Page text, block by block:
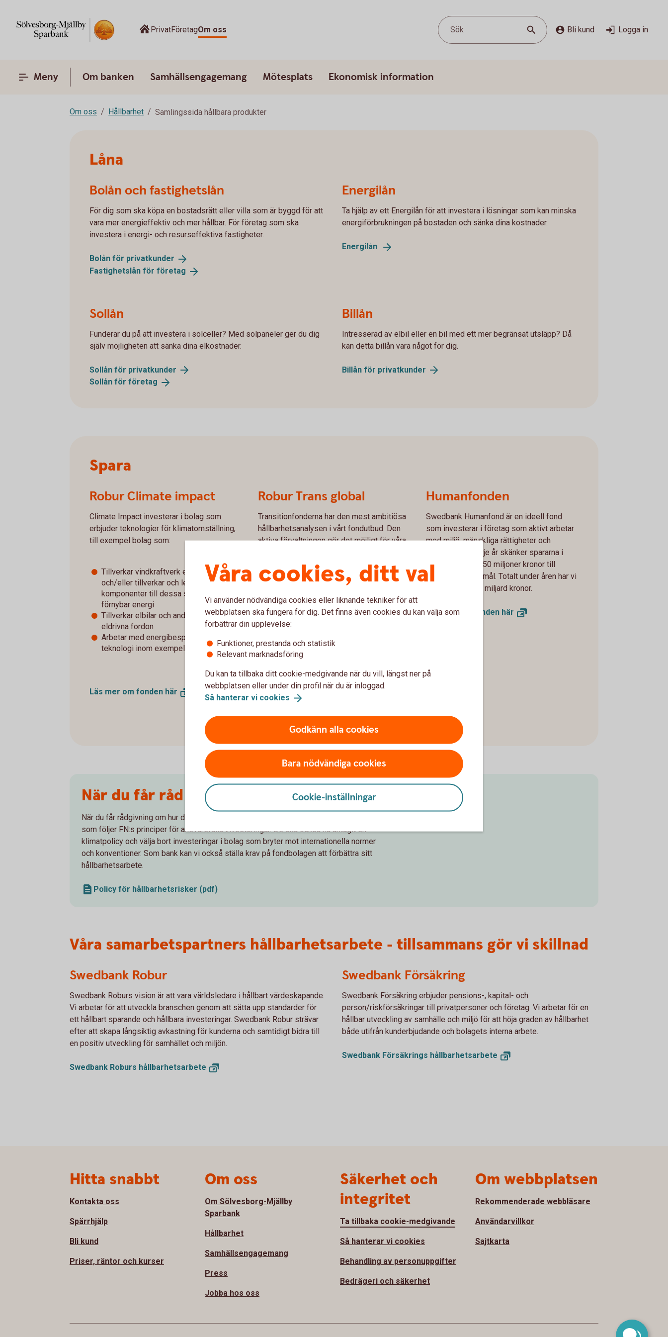
PrivatFöretagOm oss Sök Bli kund Logga in
Meny Om banken Samhällsengagemang Mötesplats Ekonomisk information
Om oss Hållbarhet Samlingssida hållbara produkter
Låna
Bolån och fastighetslån
För dig som ska köpa en bostadsrätt eller villa som är byggd för att
vara mer energieffektiv och mer hållbar. För företag som ska
investera i energi- och resurseffektiva fastigheter.
Bolån för privatkunder
Fastighetslån för företag
Energilån
Ta hjälp av ett Energilån för att investera i lösningar som kan minska
energiförbrukningen på bostaden och sänka dina kostnader.
Energilån
Sollån
Funderar du på att investera i solceller? Med solpaneler ger du dig
själv möjligheten att sänka dina elkostnader.
Sollån för privatkunder
Sollån för företag
Billån
Intresserad av elbil eller en bil med ett mer begränsat utsläpp? Då
kan detta billån vara något för dig.
Billån för privatkunder
Spara
Robur Climate impact
Climate Impact investerar i bolag som
erbjuder teknologier för klimatomställning,
till exempel bolag som:
Tillverkar vindkraftverk eller solpaneler
och/eller tillverkar och levererar
komponenter till dessa samt framställer
förnybar energi
Tillverkar elbilar och andra typer av
eldrivna fordon
Arbetar med energibesparande
teknologi inom exempelvis IT-sektorn
Läs mer om fonden här
Robur Trans global
Transitionfonderna har den mest ambitiösa
hållbarhetsanalysen i vårt fondutbud. Den
aktiva förvaltningen gör det möjligt för våra
regelbundet träffa bolagen och diskutera
deras hållbarhetsarbete.
Läs mer om fondenhär
Humanfonden
Swedbank Humanfond är en ideell fond
som investerar i företag som aktivt arbetar
med miljö, mänskliga rättigheter och
arbetsvillkor. Varje år skänker spararna i
Humanfond runt 50 miljoner kronor till
välgörande ändamål. Totalt under åren har vi
fått ihop över en miljard kronor.
Läs mer om fonden här
När du får råd av oss
När du får rådgivning om hur du ska spara kan du vara säker på att vi bara väljer fonder
som följer FN:s principer för ansvarsfulla investeringar. De ska också ha antagit en
klimatpolicy och välja bort investeringar i bolag som bryter mot internationella normer
och konventioner. Som bank kan vi också ställa krav på fondbolagen att förbättra sitt
hållbarhetsarbete.
Policy för hållbarhetsrisker (pdf)
Våra samarbetspartners hållbarhetsarbete - tillsammans gör vi skillnad
Swedbank Robur
Swedbank Roburs vision är att vara världsledare i hållbart värdeskapande.
Vi arbetar för att utveckla branschen genom att sätta upp standarder för
ett hållbart sparande och hållbara investeringar. Swedbank Robur strävar
efter att skapa långsiktig avkastning för kunderna och samtidigt bidra till
en positiv utveckling för samhället och miljön.
Swedbank Roburs hållbarhetsarbete
Swedbank Försäkring
Swedbank Försäkring erbjuder pensions-, kapital- och
person/riskförsäkringar till privatpersoner och företag. Vi arbetar för en
hållbar utveckling av samhälle och miljö för att höja graden av hållbarhet
både utifrån kunderbjudande och bolagets interna arbete.
Swedbank Försäkrings hållbarhetsarbete
Våra cookies, ditt val
Vi använder nödvändiga cookies eller liknande tekniker för att
webbplatsen ska fungera för dig. Det finns även cookies du kan välja som
förbättrar din upplevelse:
Funktioner, prestanda och statistik
Relevant marknadsföring
Du kan ta tillbaka ditt cookie-medgivande när du vill, längst ner på
webbplatsen eller under din profil när du är inloggad.
Så hanterar vi cookies
Godkänn alla cookies
Bara nödvändiga cookies
Cookie-inställningar
Hitta snabbt
Kontakta oss
Spärrhjälp
Bli kund
Priser, räntor och kurser
Om oss
Om Sölvesborg-Mjällby
Sparbank
Hållbarhet
Samhällsengagemang
Press
Jobba hos oss
Säkerhet och
integritet
Ta tillbaka cookie-medgivande
Så hanterar vi cookies
Behandling av personuppgifter
Bedrägeri och säkerhet
Om webbplatsen
Rekommenderade webbläsare
Användarvillkor
Sajtkarta